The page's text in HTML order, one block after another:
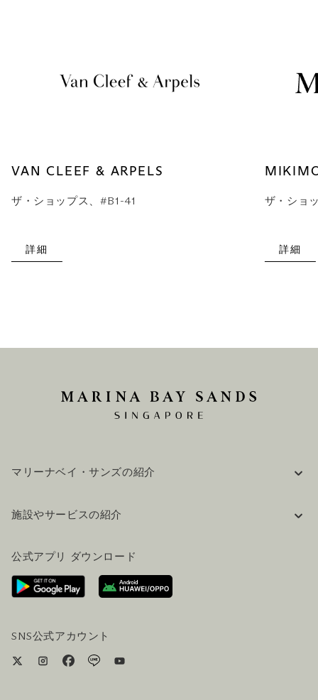
VAN CLEEF & ARPELS
ザ・ショップス、#B1-41
詳細
ザ・ショ
詳細
マリーナベイ・サンズの紹介
採用情報
お問い合わせ
施設やサービスの紹介
ご来場にあたって
ホテルへのアクセス
ビジター向けサービス
公式アプリ ダウンロード
SNS公式アカウント